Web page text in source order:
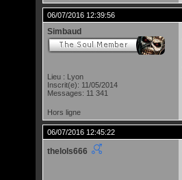
06/07/2016 12:39:56
Simbaud
Lieu : Lyon
Inscrit(e): 11/05/2014
Messages: 11 341
Hors ligne
06/07/2016 12:45:22
thelols666